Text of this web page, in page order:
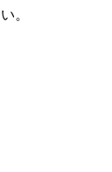
。